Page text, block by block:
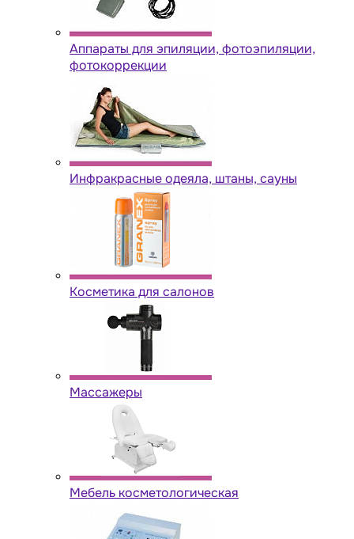
Аппараты для эпиляции, фотоэпиляции,
фотокоррекции
Инфракрасные одеяла, штаны, сауны
Косметика для салонов
Массажеры
Мебель косметологическая